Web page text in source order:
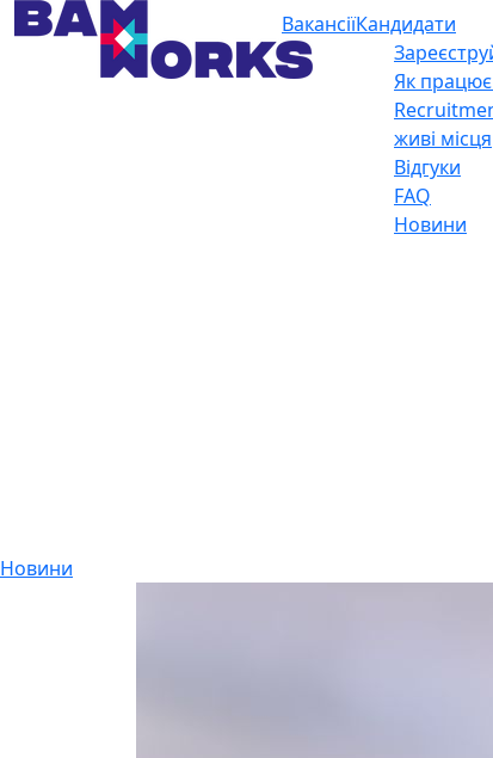
ВакансіїКандидати
Як працює
живі місця
Відгуки
FAQ
Новини
Новини